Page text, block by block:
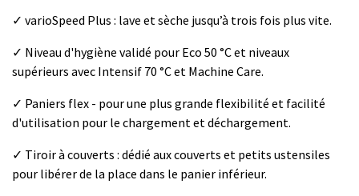
✓ varioSpeed Plus : lave et sèche jusqu’à trois fois plus vite.
✓ Niveau d'hygiène validé pour Eco 50 °C et niveaux
supérieurs avec Intensif 70 °C et Machine Care.
✓ Paniers flex - pour une plus grande flexibilité et facilité
d'utilisation pour le chargement et déchargement.
✓ Tiroir à couverts : dédié aux couverts et petits ustensiles
pour libérer de la place dans le panier inférieur.